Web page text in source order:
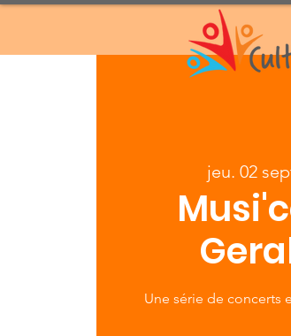
jeu. 02
Une série de concerts